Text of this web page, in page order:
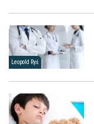
Leopold Ryś